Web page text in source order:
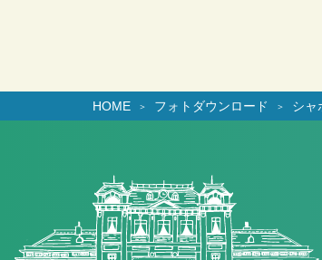
HOME フォトダウンロード シャ